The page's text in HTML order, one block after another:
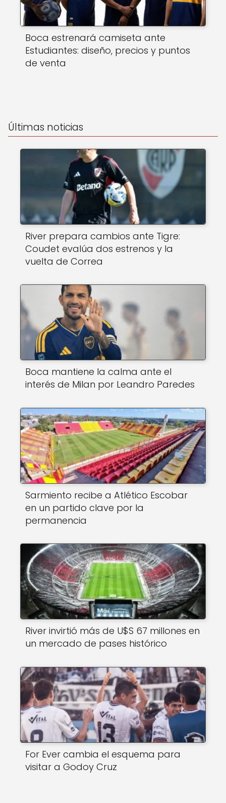
Boca estrenará camiseta ante
Estudiantes: diseño, precios y puntos
de venta
Últimas noticias
River prepara cambios ante Tigre:
Coudet evalúa dos estrenos y la
vuelta de Correa
Boca mantiene la calma ante el
interés de Milan por Leandro Paredes
Sarmiento recibe a Atlético Escobar
en un partido clave por la
permanencia
River invirtió más de U$S 67 millones en
un mercado de pases histórico
For Ever cambia el esquema para
visitar a Godoy Cruz